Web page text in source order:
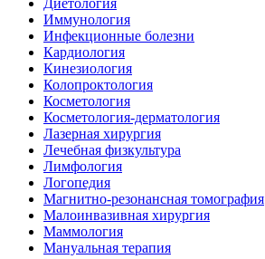
Иммунология
Инфекционные болезни
Кардиология
Кинезиология
Колопроктология
Косметология
Косметология-дерматология
Лазерная хирургия
Лечебная физкультура
Лимфология
Логопедия
Магнитно-резонансная томография
Малоинвазивная хирургия
Маммология
Мануальная терапия